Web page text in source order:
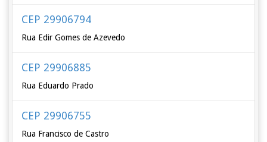
CEP 29906794
Rua Edir Gomes de Azevedo
CEP 29906885
Rua Eduardo Prado
CEP 29906755
Rua Francisco de Castro